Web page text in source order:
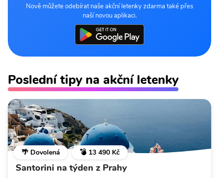
Nově můžete odebírat naše akční letenky zdarma také přes
naší novou aplikaci.
Poslední tipy na akční letenky
🌴 Dovolená 💣 13 490 Kč
Santorini na týden z Prahy